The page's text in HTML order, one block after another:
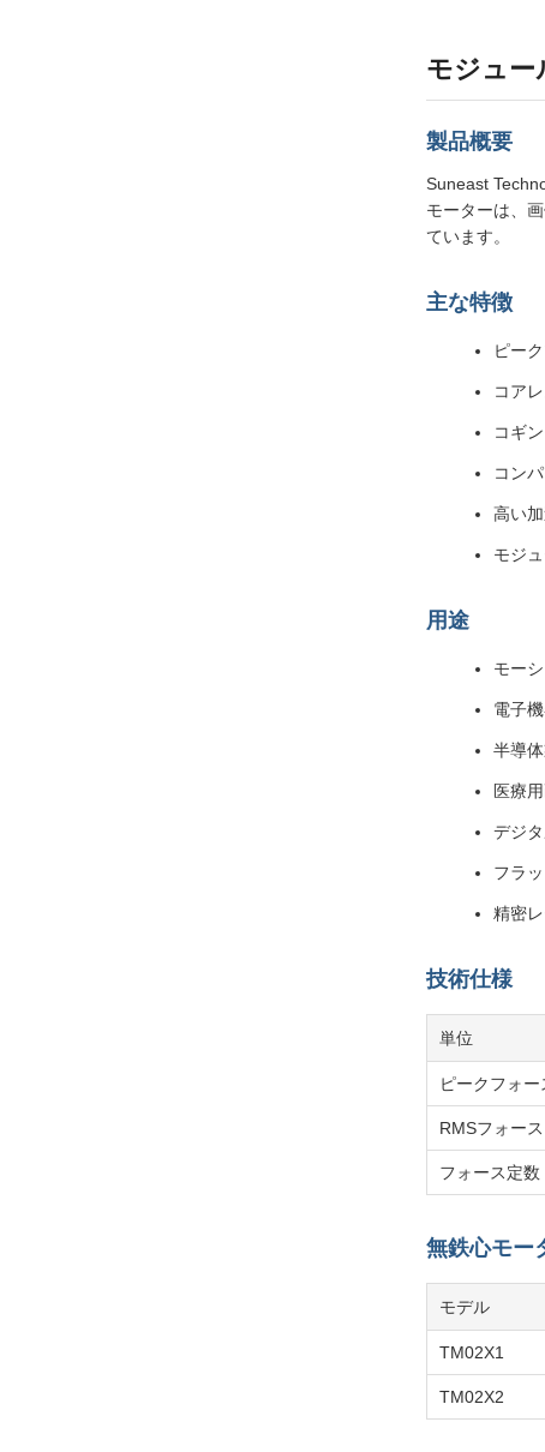
モジュー
製品概要
Suneast
モーターは、
ています。
主な特徴
ピー
コア
コギ
コン
高い
モジ
用途
モー
電子
半導
医療
デジ
フラ
精密
技術仕様
単位
ピークフォー
RMSフォー
フォース定数
無鉄心モー
モデル
TM02X1
TM02X2